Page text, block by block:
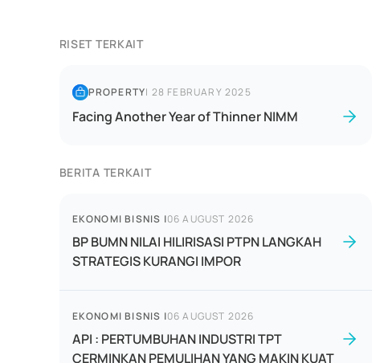
RISET TERKAIT
PROPERTY| 28 FEBRUARY 2025
Facing Another Year of Thinner NIMM
BERITA TERKAIT
EKONOMI BISNIS |06 AUGUST 2026
BP BUMN NILAI HILIRISASI PTPN LANGKAH
STRATEGIS KURANGI IMPOR
EKONOMI BISNIS |06 AUGUST 2026
API : PERTUMBUHAN INDUSTRI TPT
CERMINKAN PEMULIHAN YANG MAKIN KUAT